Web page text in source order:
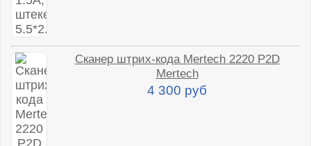
Сканер штрих-кода Mertech 2220 P2D
Mertech
4 300 руб